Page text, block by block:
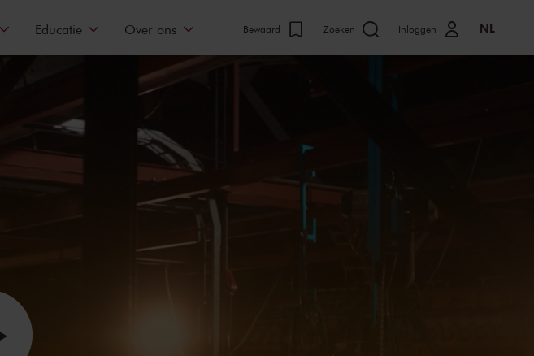
Educatie Over ons Bewaard Zoeken Inloggen NL